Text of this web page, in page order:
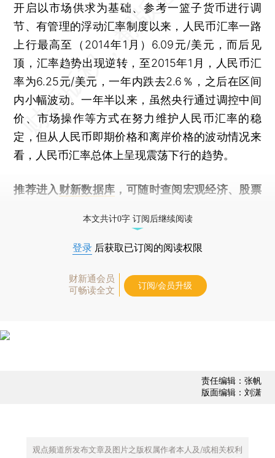
开启以市场供求为基础、参考一篮子货币进行调
节、有管理的浮动汇率制度以来，人民币汇率一路
上行最高至（2014年1月）6.09元/美元，而后见
顶，汇率趋势出现逆转，至2015年1月，人民币汇
率为6.25元/美元，一年内跌去2.6％，之后在区间
内小幅波动。一年半以来，虽然央行通过调控中间
价、市场操作等方式在努力维护人民币汇率的稳
定，但从人民币即期价格和离岸价格的波动情况来
看，人民币汇率总体上呈现震荡下行的趋势。
推荐进入 财新数据库 ，可随时查阅宏观经济、股票
本文共计0字 订阅后继续阅读
登录 后获取已订阅的阅读权限
财新通会员
可畅读全文
订阅/会员升级
责任编辑：张帆
版面编辑：刘潇
观点频道所发布文章及图片之版权属作者本人及/或相关权利